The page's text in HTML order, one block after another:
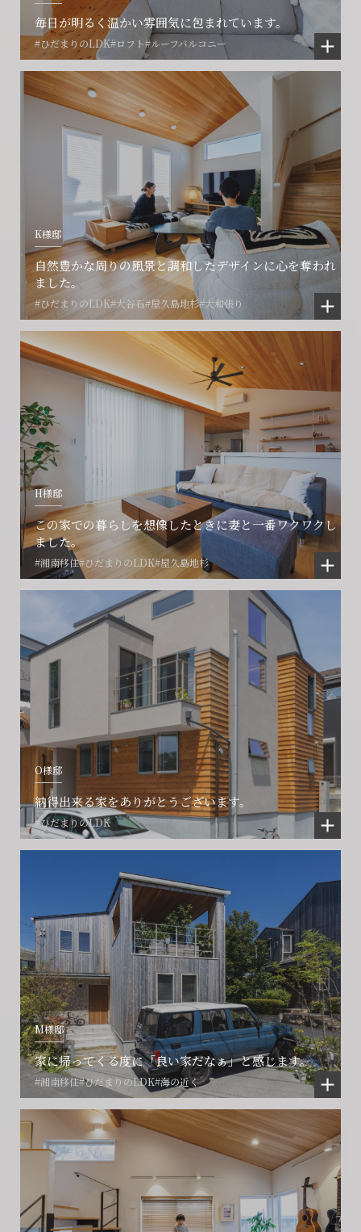
毎日が明るく温かい雰囲気に包まれています。
#ひだまりのLDK#ロフト#ルーフバルコニー
K様邸
自然豊かな周りの風景と調和したデザインに心を奪われ
ました。
#ひだまりのLDK#大谷石#屋久島地杉#大和張り
H様邸
この家での暮らしを想像したときに妻と一番ワクワクし
ました。
#湘南移住#ひだまりのLDK#屋久島地杉
O様邸
納得出来る家をありがとうございます。
#ひだまりのLDK
M様邸
家に帰ってくる度に「良い家だなぁ」と感じます。
#湘南移住#ひだまりのLDK#海の近く
会社に関することや物件についての
ご相談はこちら
フォームからのお問い合わせ
CONTACT
お電話でのお問い合わせ
0466-24-2478
営業時間9:30~18:30 水曜定休
閉じる
賃貸物件入居者様の
お困りごとのご相談はこちら
解約のお申し込み
CONTACT
プロコール24ご利用の方
0120-073-386
閉じる
土地の活用・賃貸経営に関する
ご相談はこちら
フォームからのお問い合わせ
CONTACT
賃貸管理事業部へのお問い合わせ
0466-24-2478
営業時間9:30~18:30 水曜定休
閉じる